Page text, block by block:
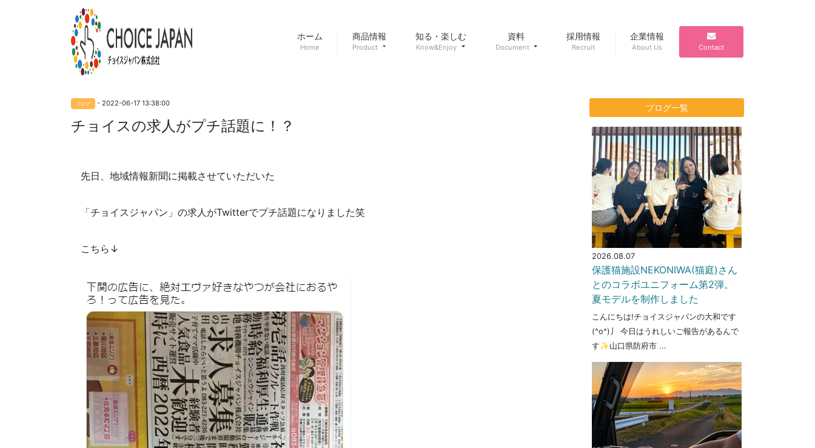
ホーム
Home
商品情報
Product
知る・楽しむ
Know&Enjoy
資料
Document
採用情報
Recruit
企業情報
About Us Contact
ブログ - 2022-06-17 13:38:00
チョイスの求人がプチ話題に！？
先日、地域情報新聞に掲載させていただいた
「チョイスジャパン」の求人がTwitterでプチ話題になりました笑
こちら↓
ブログ一覧
2026.08.07
保護猫施設NEKONIWA(猫庭)さん
とのコラボユニフォーム第2弾。
夏モデルを制作しました
こんにちは!チョイスジャパンの大和です
(^o^)丿 今日はうれしいご報告があるんで
す✨山口県防府市 ...